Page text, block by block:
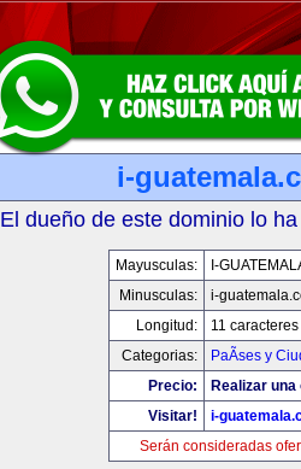
i-
El dueño de este dominio lo
Mayusculas:
I-
Minusculas:
i-
Longitud:
11 caracteres
Categorias:
PaÃ­ses y
Precio:
Realizar
Visitar!
i-
Serán consideradas